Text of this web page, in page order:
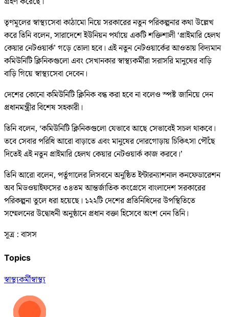
তৃণমূলের স্বাস্থ্যসেবা কাঠামো নিয়ে সরকারের নতুন পরিকল্পনার কথা উল্লেখ
করে তিনি বলেন, সারাদেশে ইউনিয়ন পর্যায়ে একটি শক্তিশালী ‘প্রাইমারি হেলথ
কেয়ার নেটওয়ার্ক’ গড়ে তোলা হবে। এই নতুন নেটওয়ার্কের আওতায় বিদ্যমান
কমিউনিটি ক্লিনিকগুলো এবং সেখানকার স্বাস্থ্যকর্মীরা সরাসরি মানুষের বাড়ি
বাড়ি গিয়ে স্বাস্থ্যসেবা দেবেন।
দেশের কোনো কমিউনিটি ক্লিনিক বন্ধ করা হবে না বলেও স্পষ্ট জানিয়ে দেন
প্রধানমন্ত্রীর বিশেষ সহকারী।
তিনি বলেন, ‘কমিউনিটি ক্লিনিকগুলো যেভাবে আছে সেভাবেই সচল থাকবে।
তবে সেবার পরিধি আরো বাড়াতে এবং মানুষের দোরগোড়ায় চিকিৎসা পৌঁছে
দিতেই এই নতুন প্রাইমারি হেলথ কেয়ার নেটওয়ার্ক কাজ করবে।’
তিনি আরো বলেন, পর্তুগালের লিসবনে অনুষ্ঠিত ইন্টারন্যাশনাল কনফেডারেশন
অব মিডওয়াইফসের ৩৪তম আন্তর্জাতিক কংগ্রেসে বাংলাদেশ সরকারের
পরিকল্পনা তুলে ধরা হয়েছে। ১২২টি দেশের প্রতিনিধিদের উপস্থিতিতে
সম্মেলনের উদ্বোধনী অনুষ্ঠানে প্রধান বক্তা হিসেবে অংশ নেন তিনি।
সূত্র : বাসস
Topics
স্বাস্থ্যকর্মীস্বাস্থ্য